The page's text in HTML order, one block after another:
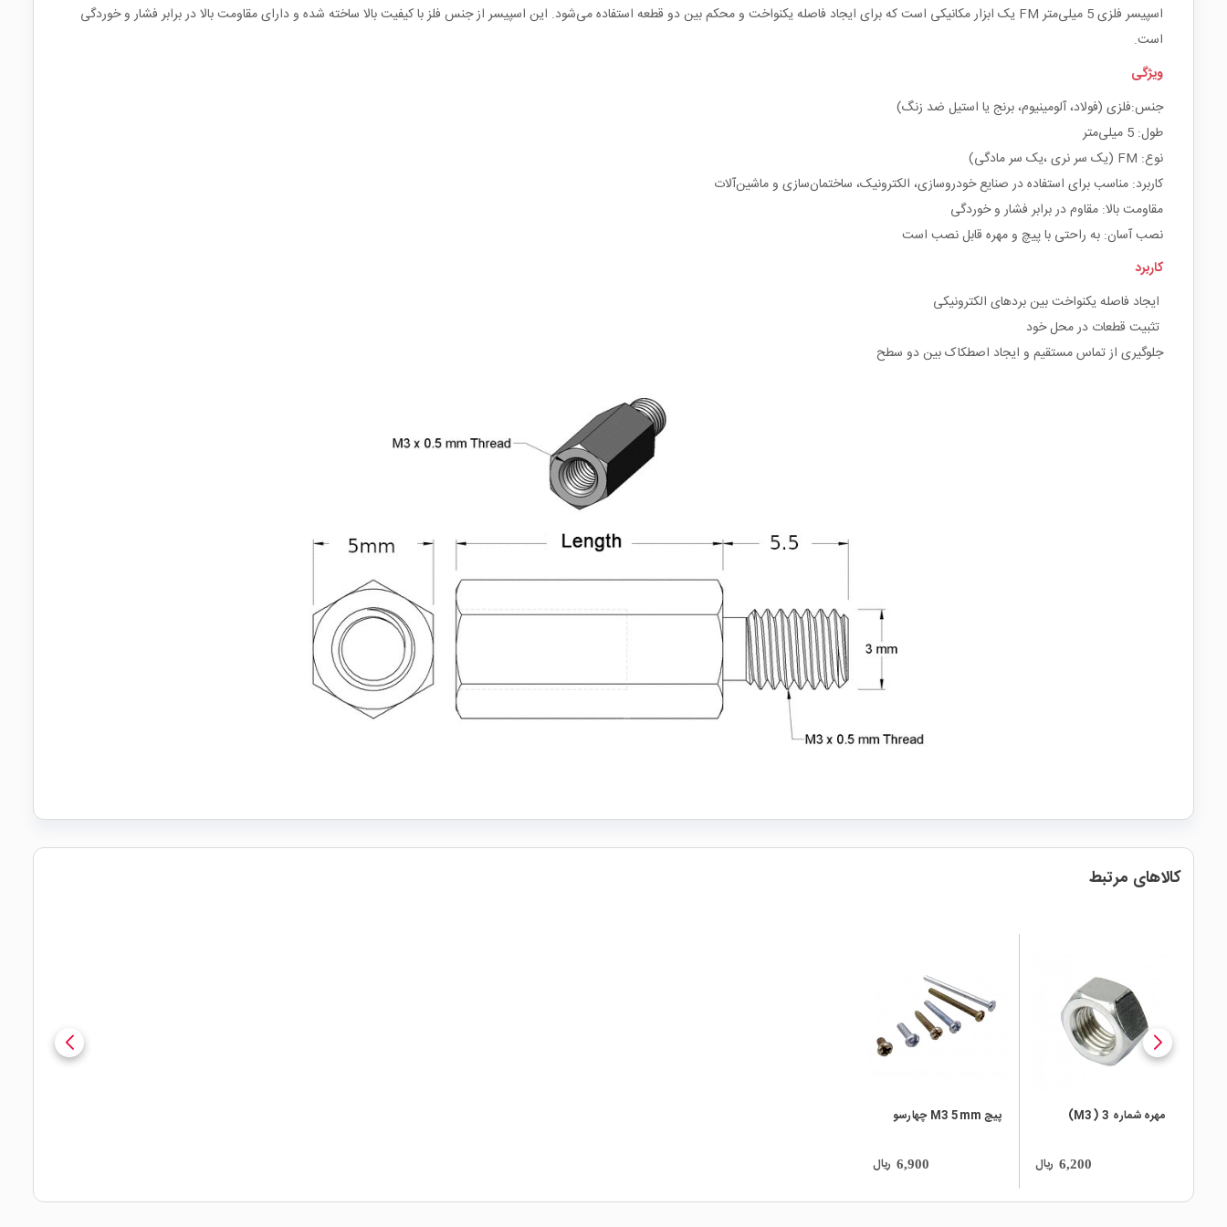
اسپیسر فلزی 5 میلی‌متر FM یک ابزار مکانیکی است که برای ایجاد فاصله یکنواخت و محکم بین دو قطعه استفاده می‌شود. این اسپیسر از جنس فلز با کیفیت بالا ساخته شده و دارای مقاومت بالا در برابر فشار و خوردگی
است.
ویژگی
جنس:فلزی (فولاد، آلومینیوم، برنج یا استیل ضد زنگ)
طول: 5 میلی‌متر
نوع: FM (یک سر نری ،یک سر مادگی)
کاربرد: مناسب برای استفاده در صنایع خودروسازی، الکترونیک، ساختمان‌سازی و ماشین‌آلات
مقاومت بالا: مقاوم در برابر فشار و خوردگی
نصب آسان: به راحتی با پیچ و مهره قابل نصب است
کاربرد
ایجاد فاصله یکنواخت بین بردهای الکترونیکی
تثبیت قطعات در محل خود
جلوگیری از تماس مستقیم و ایجاد اصطکاک بین دو سطح
کالاهای مرتبط
مهره شماره 3 (M3)
6,200 ریال
پیچ M3 5mm چهارسو
6,900 ریال